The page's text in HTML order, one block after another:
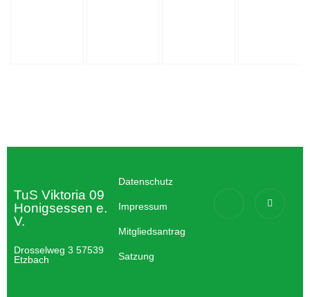
TuS Viktoria 09
Honigsessen e.
V.
Drosselweg 3 57539
Etzbach
Datenschutz
Impressum
Mitgliedsantrag
Satzung